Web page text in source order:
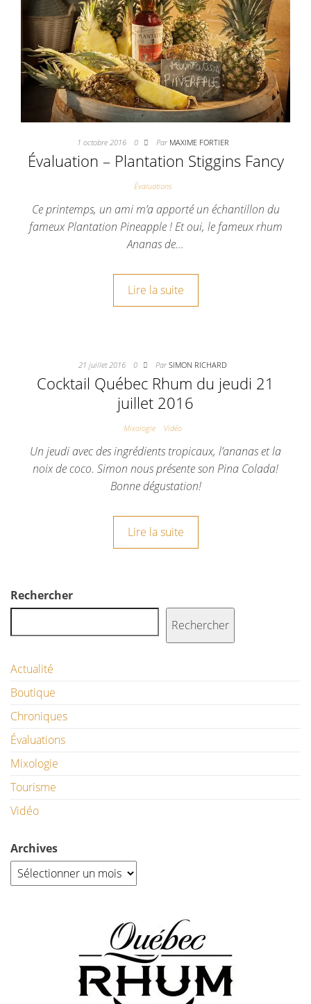
1 octobre 2016 0 Par MAXIME FORTIER
Évaluation – Plantation Stiggins Fancy
Évaluations
Ce printemps, un ami m’a apporté un échantillon du
fameux Plantation Pineapple ! Et oui, le fameux rhum
Ananas de…
Lire la suite
21 juillet 2016 0 ParSIMON RICHARD
Cocktail Québec Rhum du jeudi 21
juillet 2016
Mixologie Vidéo
Un jeudi avec des ingrédients tropicaux, l’ananas et la
noix de coco. Simon nous présente son Pina Colada!
Bonne dégustation!
Lire la suite
Rechercher
Rechercher
Actualité
Boutique
Chroniques
Évaluations
Mixologie
Tourisme
Vidéo
Archives